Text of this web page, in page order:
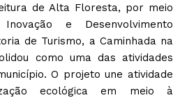
de Alta Floresta, por meio
e Desenvolvimento
de Turismo, a Caminhada na
como uma das atividades
O projeto une atividade
ecológica em meio à